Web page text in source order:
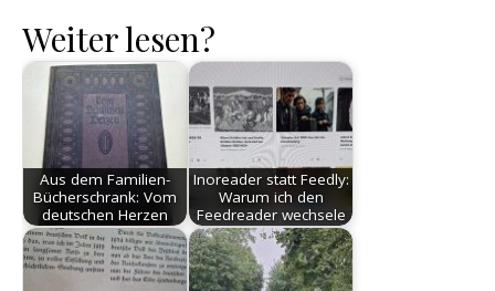
Weiter lesen?
Aus dem Familien-
Bücherschrank: Vom
deutschen Herzen
Inoreader statt Feedly:
Warum ich den
Feedreader wechsele